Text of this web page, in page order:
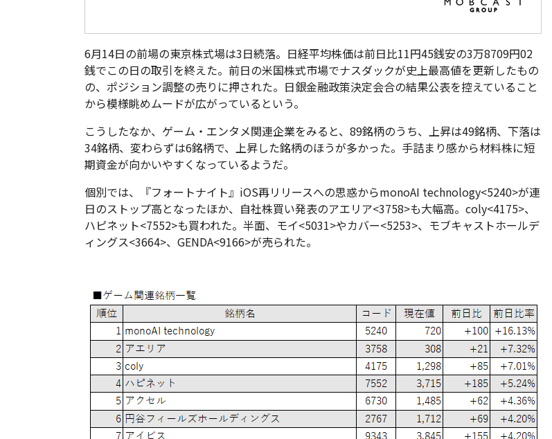
6月14日の前場の東京株式場は3日続落。日経平均株価は前日比11円45銭安の3万8709円02
銭でこの日の取引を終えた。前日の米国株式市場でナスダックが史上最高値を更新したもの
の、ポジション調整の売りに押された。日銀金融政策決定会合の結果公表を控えていること
から模様眺めムードが広がっているという。
こうしたなか、ゲーム・エンタメ関連企業をみると、89銘柄のうち、上昇は49銘柄、下落は
34銘柄、変わらずは6銘柄で、上昇した銘柄のほうが多かった。手詰まり感から材料株に短
期資金が向かいやすくなっているようだ。
個別では、『フォートナイト』iOS再リリースへの思惑からmonoAI technology<5240>が連
日のストップ高となったほか、自社株買い発表のアエリア<3758>も大幅高。coly<4175>、
ハピネット<7552>も買われた。半面、モイ<5031>やカバー<5253>、モブキャストホールデ
ィングス<3664>、GENDA<9166>が売られた。